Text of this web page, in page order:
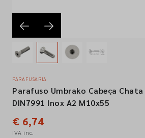
Empresa
Contactos
Siga-nos nas redes sociais
PARAFUSARIA
Parafuso Umbrako Cabeça
DIN7991 Inox A2 M10x55
€ 6,74
IVA inc.